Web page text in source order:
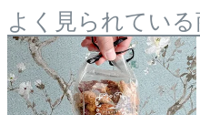
よく見られている